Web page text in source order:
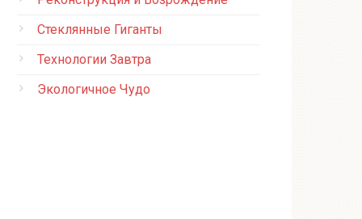
Стеклянные Гиганты
Технологии Завтра
Экологичное Чудо